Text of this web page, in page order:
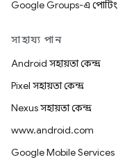
Google Groups-এ পোর্টিং
সাহায্য পান
Android সহায়তা কেন্দ্র
Pixel সহায়তা কেন্দ্র
Nexus সহায়তা কেন্দ্র
www.android.com
Google Mobile Services